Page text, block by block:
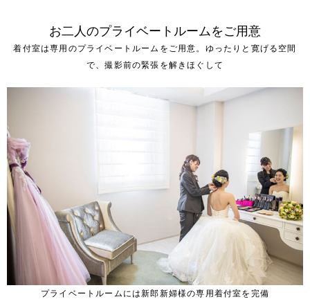
お二人のプライベートルームをご用意
着付室は専用のプライベートルームをご用意。ゆったりと寛げる空間
で、撮影前の緊張を解きほぐして
プライベートルームには新郎新婦様の専用着付室を完備